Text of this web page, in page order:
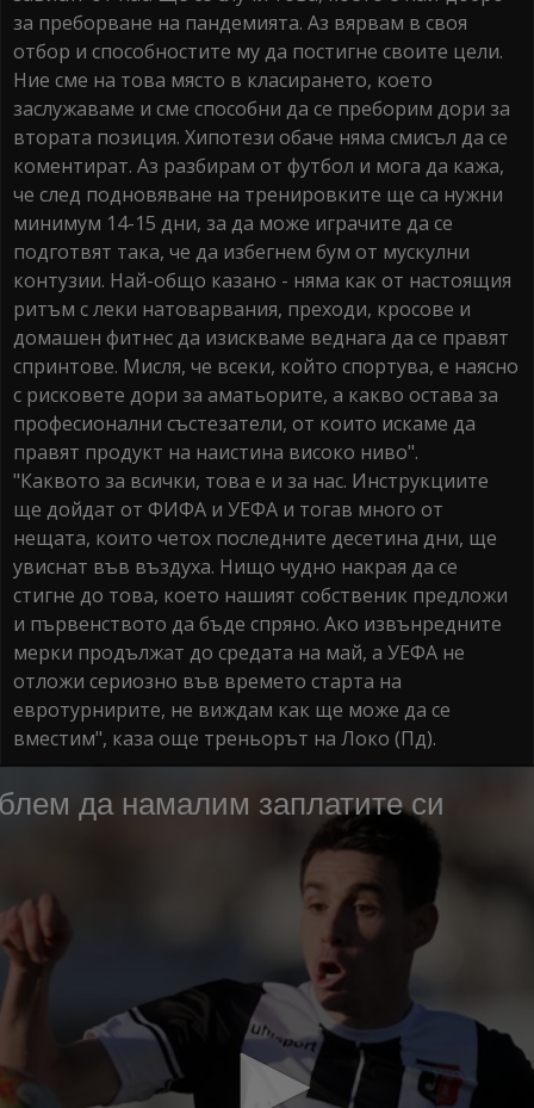
за преборване на пандемията. Аз вярвам в своя
отбор и способностите му да постигне своите цели.
Ние сме на това място в класирането, което
заслужаваме и сме способни да се преборим дори за
втората позиция. Хипотези обаче няма смисъл да се
коментират. Аз разбирам от футбол и мога да кажа,
че след подновяване на тренировките ще са нужни
минимум 14-15 дни, за да може играчите да се
подготвят така, че да избегнем бум от мускулни
контузии. Най-общо казано - няма как от настоящия
ритъм с леки натоварвания, преходи, кросове и
домашен фитнес да изискваме веднага да се правят
спринтове. Мисля, че всеки, който спортува, е наясно
с рисковете дори за аматьорите, а какво остава за
професионални състезатели, от които искаме да
правят продукт на наистина високо ниво".
"Каквото за всички, това е и за нас. Инструкциите
ще дойдат от ФИФА и УЕФА и тогав много от
нещата, които четох последните десетина дни, ще
увиснат във въздуха. Нищо чудно накрая да се
стигне до това, което нашият собственик предложи
и първенството да бъде спряно. Ако извънредните
мерки продължат до средата на май, а УЕФА не
отложи сериозно във времето старта на
евротурнирите, не виждам как ще може да се
вместим", каза още треньорът на Локо (Пд).